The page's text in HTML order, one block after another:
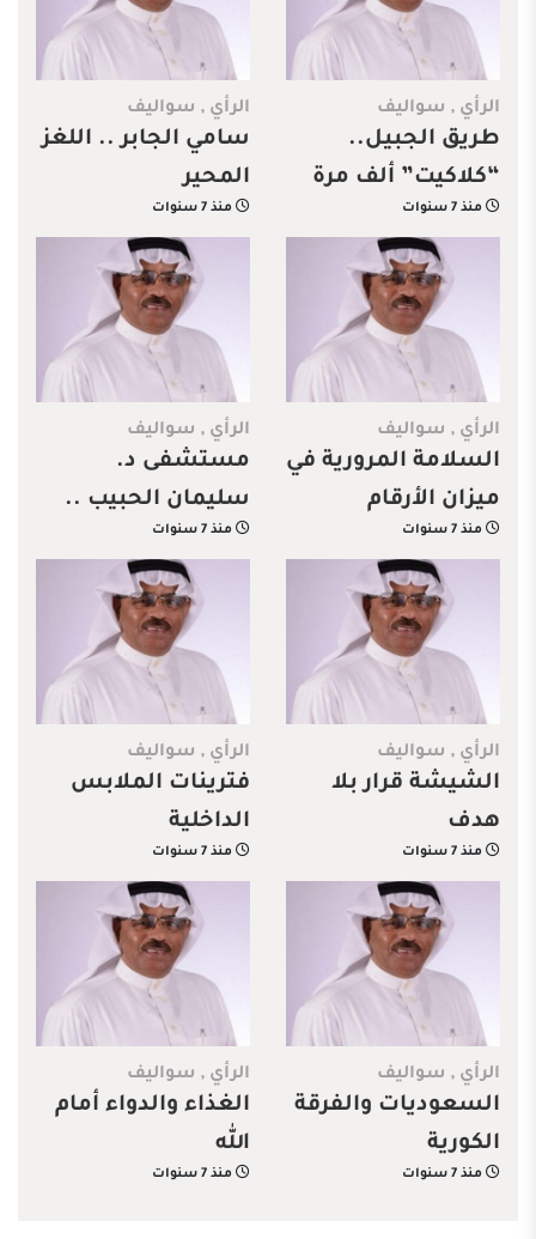
الرأي , سواليف
طريق الجبيل..
“كلاكيت” ألف مرة
منذ 7 سنوات
الرأي , سواليف
سامي الجابر .. اللغز
المحير
منذ 7 سنوات
الرأي , سواليف
السلامة المرورية في
ميزان الأرقام
منذ 7 سنوات
الرأي , سواليف
مستشفى د.
سليمان الحبيب ..
الإضافة المطلوبة
منذ 7 سنوات
الرأي , سواليف
الشيشة قرار بلا
هدف
منذ 7 سنوات
الرأي , سواليف
فترينات الملابس
الداخلية
منذ 7 سنوات
الرأي , سواليف
السعوديات والفرقة
الكورية
منذ 7 سنوات
الرأي , سواليف
الغذاء والدواء أمام
الله
منذ 7 سنوات